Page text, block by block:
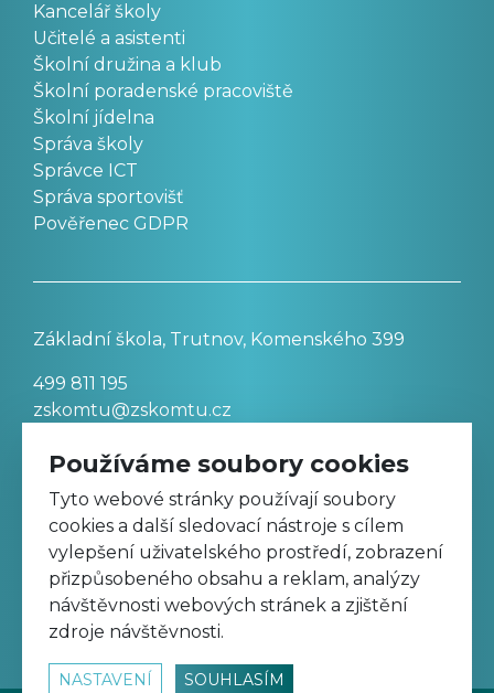
Kancelář školy
Učitelé a asistenti
Školní družina a klub
Školní poradenské pracoviště
Školní jídelna
Správa školy
Správce ICT
Správa sportovišť
Pověřenec GDPR
Základní škola, Trutnov, Komenského 399
499 811 195
zskomtu@zskomtu.cz
Prohlášení o přístupnosti stránek
Nastavení cookies
Sledujte nás na Facebooku
Používáme soubory cookies
Tyto webové stránky používají soubory
cookies a další sledovací nástroje s cílem
vylepšení uživatelského prostředí, zobrazení
přizpůsobeného obsahu a reklam, analýzy
návštěvnosti webových stránek a zjištění
zdroje návštěvnosti.
NASTAVENÍ SOUHLASÍM